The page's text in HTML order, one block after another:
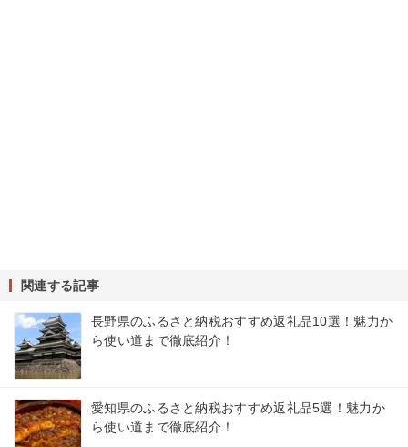
関連する記事
長野県のふるさと納税おすすめ返礼品10選！魅力か
ら使い道まで徹底紹介！
愛知県のふるさと納税おすすめ返礼品5選！魅力か
ら使い道まで徹底紹介！